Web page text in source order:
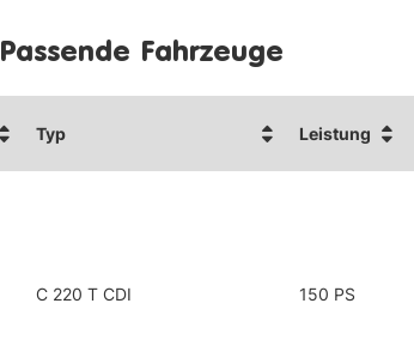
Passende Fahrzeuge
Typ Leistung
C 220 T CDI 150 PS